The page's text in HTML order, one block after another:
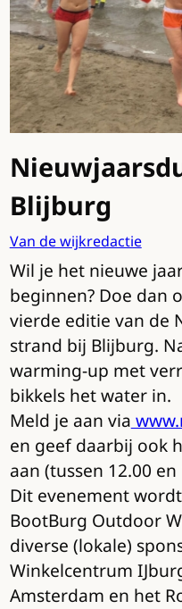
Blijburg
Van de wijkredactie
Wil je het nieuwe
beginnen? Doe dan
vierde editie van de
strand bij Blijburg.
warming-up met
bikkels het water in.
Meld je aan via
en geef daarbij ook
aan (tussen 12.00
Dit evenement
BootBurg Outdoor
diverse (lokale)
Winkelcentrum
Amsterdam en het